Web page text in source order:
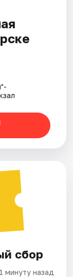
сбор
минуту назад